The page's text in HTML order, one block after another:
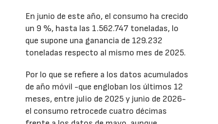
En junio de este año, el consumo ha crecido
un 9 %, hasta las 1.562.747 toneladas, lo
que supone una ganancia de 129.232
toneladas respecto al mismo mes de 2025.
Por lo que se refiere a los datos acumulados
de año móvil -que engloban los últimos 12
meses, entre julio de 2025 y junio de 2026-
el consumo retrocede cuatro décimas